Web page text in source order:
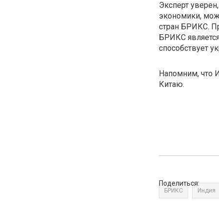
Эксперт
экономики,
стран БРИКС.
БРИКС
способствует
Напомним, что
Китаю.
Поделиться:
БРИКС Индия